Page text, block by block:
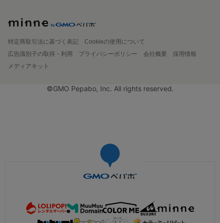
特定商取引法に基づく表記
Cookieの使用について
広告識別子の取得・利用
プライバシーポリシー 会社概要
採用情報
メディアキット
©GMO Pepabo, Inc. All rights reserved.